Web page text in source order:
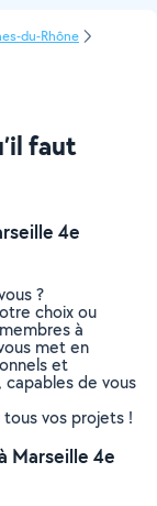
du-Rhône
faut
4e
?
choix ou
à
met en
et
capables de vous
vos projets !
Marseille 4e